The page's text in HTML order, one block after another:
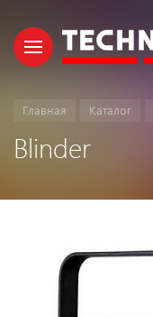
Главная Каталог
Blinder